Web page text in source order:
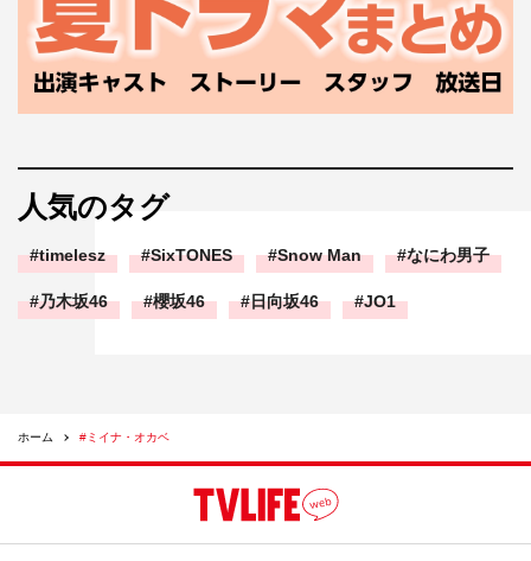
人気のタグ
timelesz SixTONES Snow Man なにわ男子
乃木坂46 櫻坂46 日向坂46 JO1
ホーム #ミイナ・オカベ